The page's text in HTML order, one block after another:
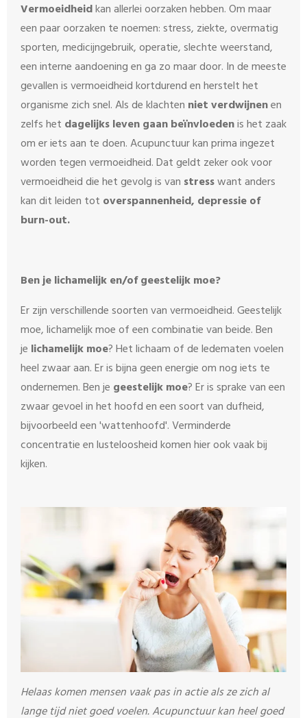
Vermoeidheidkan allerlei oorzaken hebben. Om maar
een paar oorzaken te noemen: stress, ziekte, overmatig
sporten, medicijngebruik, operatie, slechte weerstand,
een interne aandoening en ga zo maar door. In de meeste
gevallen is vermoeidheid kortdurend en herstelt het
organisme zich snel. Als de klachten niet verdwijnenen
zelfs het dagelijks leven gaan beïnvloedenis het zaak
om er iets aan te doen. Acupunctuur kan prima ingezet
worden tegen vermoeidheid. Dat geldt zeker ook voor
vermoeidheid die het gevolg is van stresswant anders
kan dit leiden tot overspannenheid, depressie of
burn-out.
Ben je lichamelijk en/of geestelijk moe?
Er zijn verschillende soorten van vermoeidheid. Geestelijk
moe, lichamelijk moe of een combinatie van beide. Ben
je lichamelijk moe? Het lichaam of de ledematen voelen
heel zwaar aan. Er is bijna geen energie om nog iets te
ondernemen. Ben je geestelijk moe? Er is sprake van een
zwaar gevoel in het hoofd en een soort van dufheid,
bijvoorbeeld een 'wattenhoofd'. Verminderde
concentratie en lusteloosheid komen hier ook vaak bij
kijken.
Helaas komen mensen vaak pas in actie als ze zich al
lange tijd niet goed voelen. Acupunctuur kan heel goed